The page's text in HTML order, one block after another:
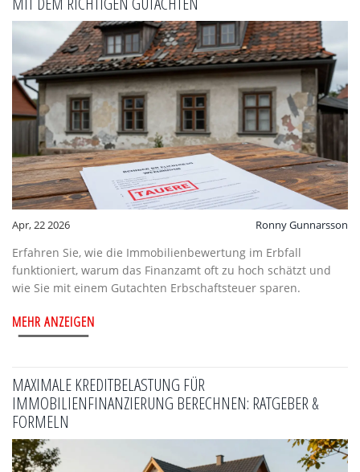
Apr, 22 2026 Ronny Gunnarsson
Erfahren Sie, wie die Immobilienbewertung im Erbfall
funktioniert, warum das Finanzamt oft zu hoch schätzt und
wie Sie mit einem Gutachten Erbschaftsteuer sparen.
MEHR ANZEIGEN
MAXIMALE KREDITBELASTUNG FÜR
IMMOBILIENFINANZIERUNG BERECHNEN: RATGEBER &
FORMELN